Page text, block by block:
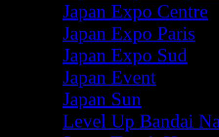
Japan Expo Centre
Japan Expo Paris
Japan Expo Sud
Japan Event
Japan Sun
Level Up Bandai